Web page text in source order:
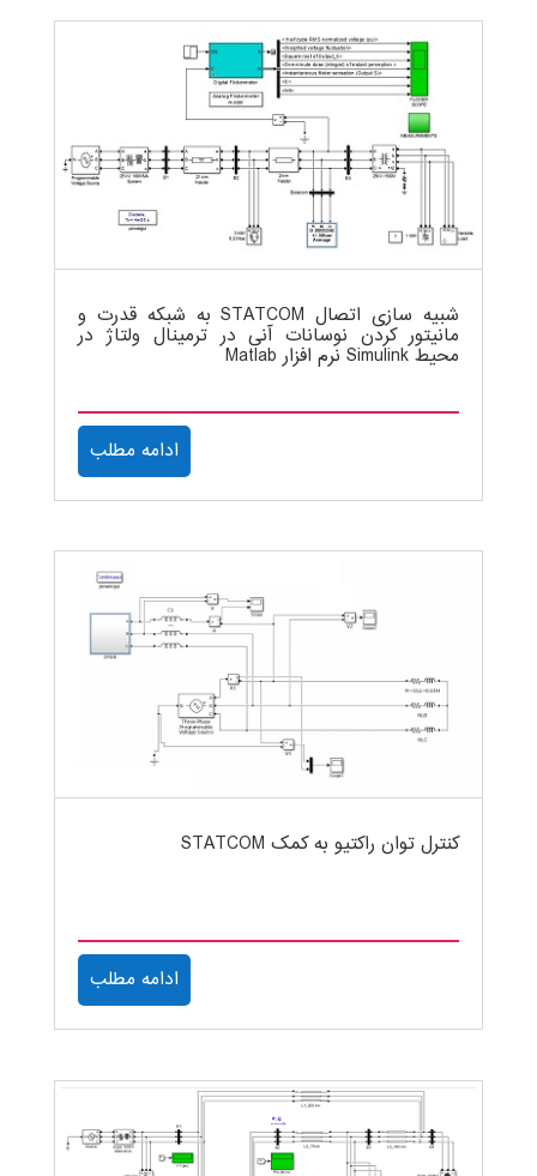
شبیه سازی اتصال STATCOM به شبکه قدرت و
مانیتور کردن نوسانات آنی در ترمینال ولتاژ در
محیط Simulink نرم افزار Matlab
ادامه مطلب
کنترل توان راکتیو به کمک STATCOM
ادامه مطلب